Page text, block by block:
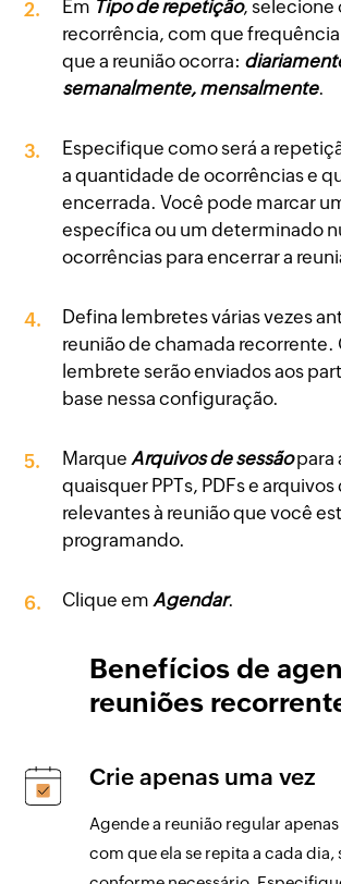
2. Em Tipo de repetição, selecione
recorrência, com que
que a reunião ocorra:
semanalmente, mensalmente.
3.
Especifique como será a
a quantidade de ocorrências e
encerrada. Você pode marcar
específica ou um determinado
ocorrências para encerrar a
4.
Defina lembretes várias vezes
reunião de chamada recorrente.
lembrete serão enviados aos
base nessa configuração.
5. MarqueArquivos de sessãopara
quaisquer PPTs, PDFs e
relevantes à reunião que você
programando.
6. Clique emAgendar.
Benefícios de
reuniões
Crie apenas uma vez
Agende a reunião regular apenas
com que ela se repita a cada dia,